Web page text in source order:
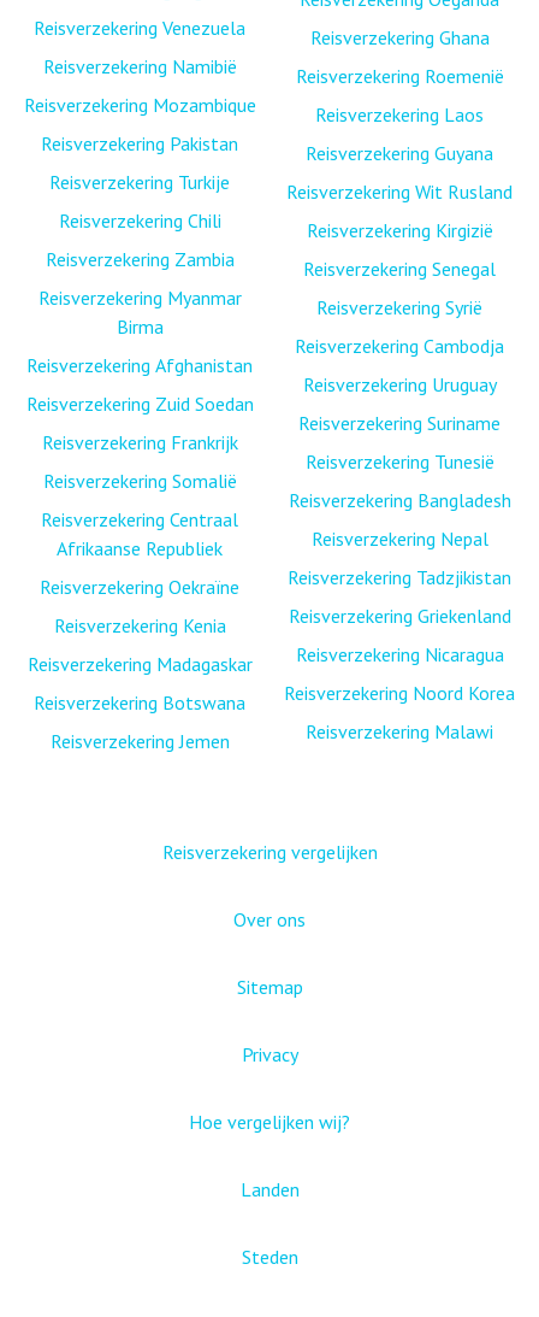
Reisverzekering Venezuela
Reisverzekering Namibië
Reisverzekering Mozambique
Reisverzekering Pakistan
Reisverzekering Turkije
Reisverzekering Chili
Reisverzekering Zambia
Reisverzekering Myanmar
Birma
Reisverzekering Afghanistan
Reisverzekering Zuid Soedan
Reisverzekering Frankrijk
Reisverzekering Somalië
Reisverzekering Centraal
Afrikaanse Republiek
Reisverzekering Oekraïne
Reisverzekering Kenia
Reisverzekering Madagaskar
Reisverzekering Botswana
Reisverzekering Jemen
Reisverzekering Ghana
Reisverzekering Roemenië
Reisverzekering Laos
Reisverzekering Guyana
Reisverzekering Wit Rusland
Reisverzekering Kirgizië
Reisverzekering Senegal
Reisverzekering Syrië
Reisverzekering Cambodja
Reisverzekering Uruguay
Reisverzekering Suriname
Reisverzekering Tunesië
Reisverzekering Bangladesh
Reisverzekering Nepal
Reisverzekering Tadzjikistan
Reisverzekering Griekenland
Reisverzekering Nicaragua
Reisverzekering Noord Korea
Reisverzekering Malawi
Reisverzekering vergelijken
Over ons
Sitemap
Privacy
Hoe vergelijken wij?
Landen
Steden